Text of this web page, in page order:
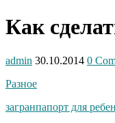
Как
admin 30.10.2014 0
Разное
загранпапорт для